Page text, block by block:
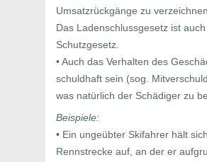
Umsatzrückgänge zu verzeichnen.
Das Ladenschlussgesetz ist
Schutzgesetz.
• Auch das Verhalten des
schuldhaft sein (sog.
was natürlich der Schädiger zu
Beispiele:
• Ein ungeübter Skifahrer hält
Rennstrecke auf, an der er